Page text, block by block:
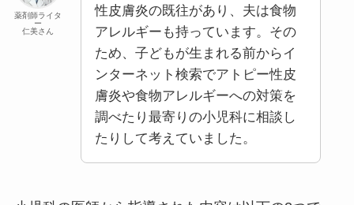
薬剤師ライタ
ー
仁美さん
性皮膚炎の既往があり、夫は食物
アレルギーも持っています。その
ため、子どもが生まれる前からイ
ンターネット検索でアトピー性皮
膚炎や食物アレルギーへの対策を
調べたり最寄りの小児科に相談し
たりして考えていました。